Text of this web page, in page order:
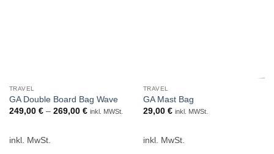
TRAVEL
GA Double Board Bag Wave
249,00 €– 269,00 € inkl. MWSt.
inkl. MwSt.
TRAVEL
GA Mast Bag
29,00 € inkl. MWSt.
inkl. MwSt.